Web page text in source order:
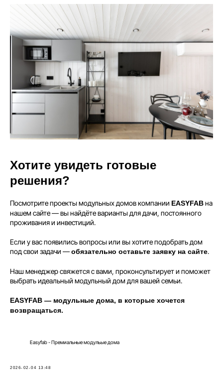
Хотите увидеть готовые
решения?
Посмотрите проекты модульных домов компании EASYFABна
нашем сайте — вы найдёте варианты для дачи, постоянного
проживания и инвестиций.
Если у вас появились вопросы или вы хотите подобрать дом
под свои задачи —обязательно оставьте заявку на сайте.
Наш менеджер свяжется с вами, проконсультирует и поможет
выбрать идеальный модульный дом для вашей семьи.
EASYFAB — модульные дома, в которые хочется
возвращаться.
Easyfab - Премиальные модульые дома
2026-02-04 13:48
8 (800) 301-65-42
Звонок по России бесплатный
Отзывы
Проекты
Вопросы
Контакты
Блог
Безопасность
EASYONE
EASY40
Согласие на обработку данных
EASY80
EASY110